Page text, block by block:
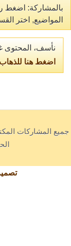
بالمشاركة: اضغط
المواضيع, اختر
نأسف، المحتوى
اضغط هنا
جميع المشاركات